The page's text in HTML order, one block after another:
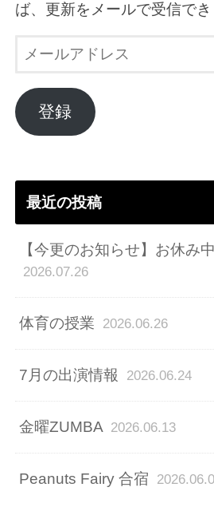
ば、更新をメールで受信でき
ル
ア
ド
登録
最近の投稿
【今更のお知らせ】お休み
2026.07.26
体育の授業 2026.06.26
7月の出演情報 2026.06.24
金曜ZUMBA 2026.06.13
Peanuts Fairy 合宿